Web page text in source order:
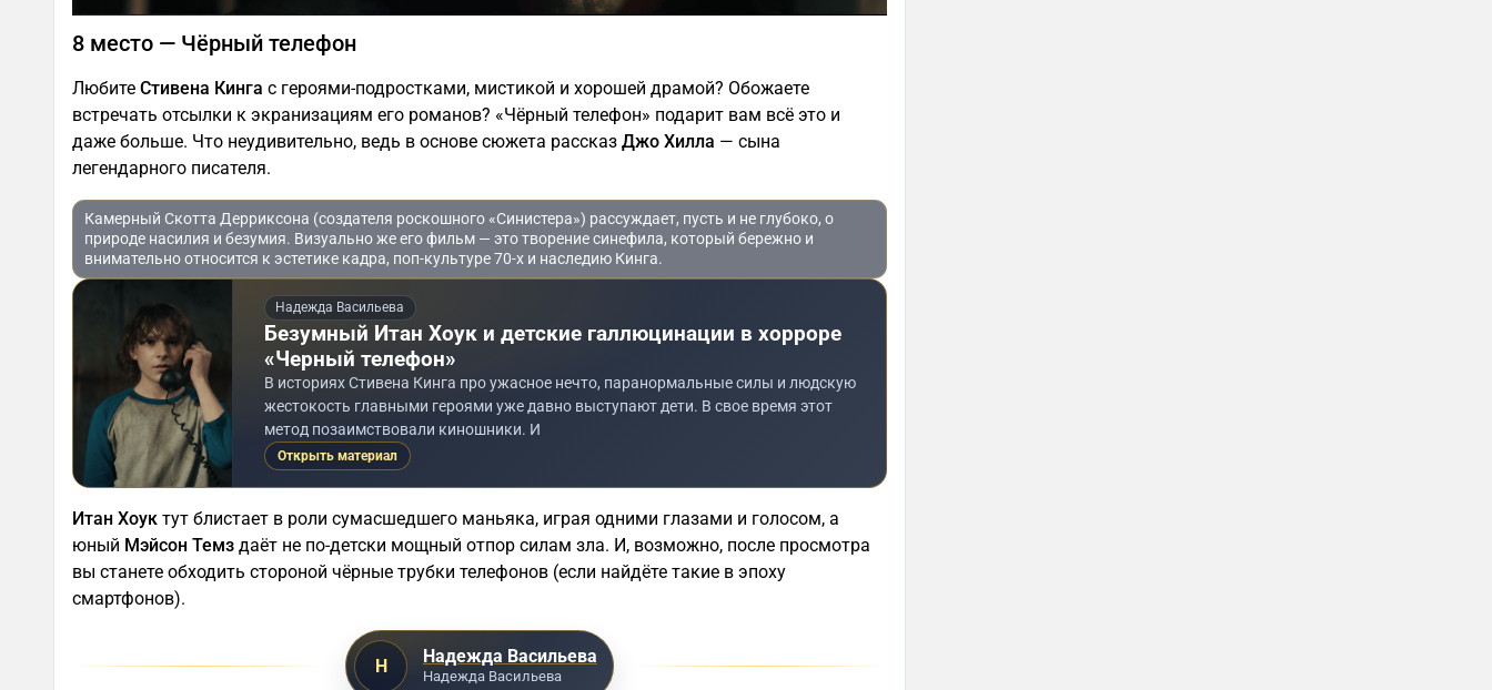
8 место — Чёрный телефон
Любите Стивена Кинга с героями-подростками, мистикой и хорошей драмой? Обожаете
встречать отсылки к экранизациям его романов? «Чёрный телефон» подарит вам всё это и
даже больше. Что неудивительно, ведь в основе сюжета рассказ Джо Хилла — сына
легендарного писателя.
Камерный Скотта Дерриксона (создателя роскошного «Синистера») рассуждает, пусть и не глубоко, о
природе насилия и безумия. Визуально же его фильм — это творение синефила, который бережно и
внимательно относится к эстетике кадра, поп-культуре 70-х и наследию Кинга.
Надежда Васильева
Безумный Итан Хоук и детские галлюцинации в хорроре
«Черный телефон»
В историях Стивена Кинга про ужасное нечто, паранормальные силы и людскую
жестокость главными героями уже давно выступают дети. В свое время этот
метод позаимствовали киношники. И
Открыть материал
Итан Хоук тут блистает в роли сумасшедшего маньяка, играя одними глазами и голосом, а
юный Мэйсон Темз даёт не по-детски мощный отпор силам зла. И, возможно, после просмотра
вы станете обходить стороной чёрные трубки телефонов (если найдёте такие в эпоху
смартфонов).
Н Надежда Васильева
Надежда Васильева